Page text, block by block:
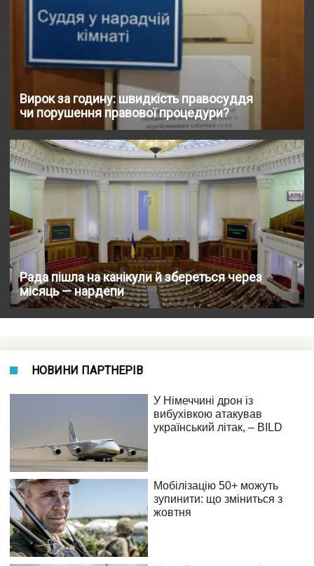
Вирок за годину: швидкість правосуддя
чи порушення правової процедури?
Рада пішла на канікули й збереться через
місяць — нардепи
НОВИНИ ПАРТНЕРІВ